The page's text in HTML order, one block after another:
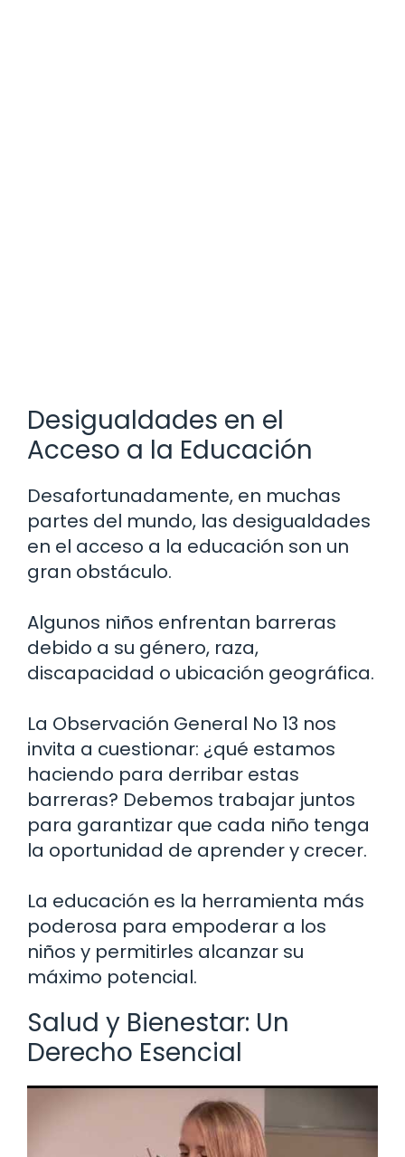
Desigualdades en el
Acceso a la Educación
Desafortunadamente, en muchas
partes del mundo, las desigualdades
en el acceso a la educación son un
gran obstáculo.
Algunos niños enfrentan barreras
debido a su género, raza,
discapacidad o ubicación geográfica.
La Observación General No 13 nos
invita a cuestionar: ¿qué estamos
haciendo para derribar estas
barreras? Debemos trabajar juntos
para garantizar que cada niño tenga
la oportunidad de aprender y crecer.
La educación es la herramienta más
poderosa para empoderar a los
niños y permitirles alcanzar su
máximo potencial.
Salud y Bienestar: Un
Derecho Esencial